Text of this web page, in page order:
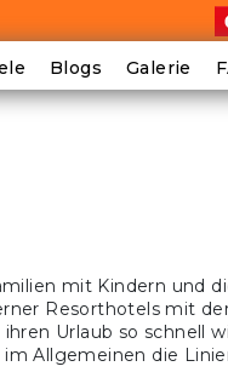
Blogs Galerie
mit Kindern und
Resorthotels mit
Urlaub so schnell
Allgemeinen die